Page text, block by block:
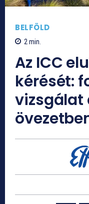
BELFÖLD
2min.
Az ICC
kérését:
vizsgálat